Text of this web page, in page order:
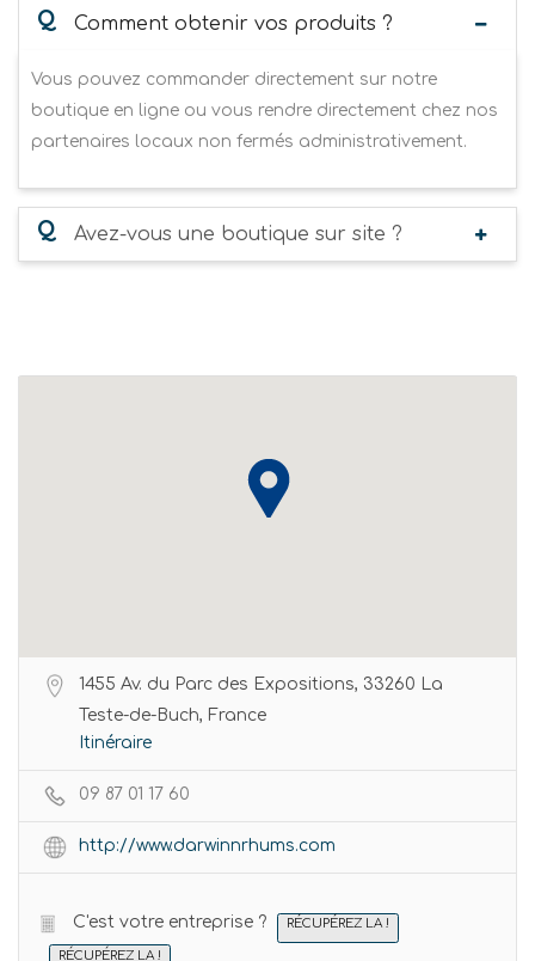
Q Comment obtenir vos produits ?
Vous pouvez commander directement sur notre
boutique en ligne ou vous rendre directement chez nos
partenaires locaux non fermés administrativement.
Q Avez-vous une boutique sur site ?
1455 Av. du Parc des Expositions, 33260 La
Teste-de-Buch, France
Itinéraire
09 87 01 17 60
http://www.darwinnrhums.com
C'est votre entreprise ? RÉCUPÉREZ LA !
RÉCUPÉREZ LA !